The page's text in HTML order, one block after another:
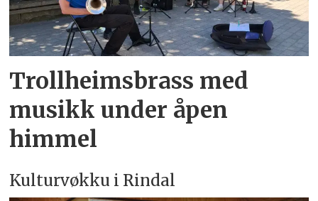
Trollheimsbrass med
musikk under åpen
himmel
Kulturvøkku i Rindal